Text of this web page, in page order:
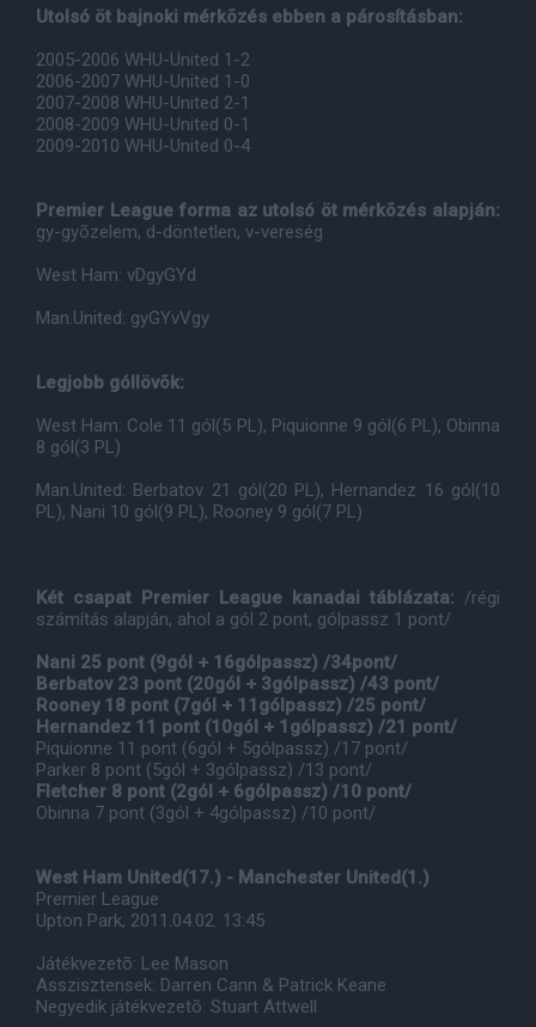
Utolsó öt bajnoki mérkõzés ebben a párosításban:
2005-2006 WHU-United 1-2
2006-2007 WHU-United 1-0
2007-2008 WHU-United 2-1
2008-2009 WHU-United 0-1
2009-2010 WHU-United 0-4
Premier League forma az utolsó öt mérkõzés alapján:
gy-gyõzelem, d-döntetlen, v-vereség
West Ham: vDgyGYd
Man.United: gyGYvVgy
Legjobb góllövõk:
West Ham: Cole 11 gól(5 PL), Piquionne 9 gól(6 PL), Obinna
8 gól(3 PL)
Man.United: Berbatov 21 gól(20 PL), Hernandez 16 gól(10
PL), Nani 10 gól(9 PL), Rooney 9 gól(7 PL)
Két csapat Premier League kanadai táblázata: /régi
számítás alapján, ahol a gól 2 pont, gólpassz 1 pont/
Nani 25 pont (9gól + 16gólpassz) /34pont/
Berbatov 23 pont (20gól + 3gólpassz) /43 pont/
Rooney 18 pont (7gól + 11gólpassz) /25 pont/
Hernandez 11 pont (10gól + 1gólpassz) /21 pont/
Piquionne 11 pont (6gól + 5gólpassz) /17 pont/
Parker 8 pont (5gól + 3gólpassz) /13 pont/
Fletcher 8 pont (2gól + 6gólpassz) /10 pont/
Obinna 7 pont (3gól + 4gólpassz) /10 pont/
West Ham United(17.) - Manchester United(1.)
Premier League
Upton Park, 2011.04.02. 13:45
Játékvezetõ: Lee Mason
Asszisztensek: Darren Cann & Patrick Keane
Negyedik játékvezetõ: Stuart Attwell